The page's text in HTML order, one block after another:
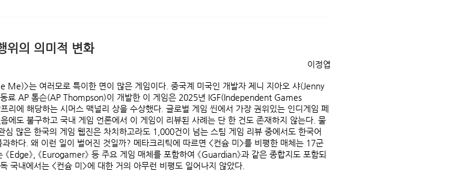
위의 의미적 변화
이정엽
Me)>는 여러모로 특이한 면이 많은 게임이다. 중국계 미국인 개발자 제니 지아오 샤(Jenny
료 AP 톰슨(AP Thompson)이 개발한 이 게임은 2025년 IGF(Independent Games
리에 해당하는 시머스 맥널리 상을 수상했다. 글로벌 게임 씬에서 가장 권위있는 인디게임 페
에도 불구하고 국내 게임 언론에서 이 게임이 리뷰된 사례는 단 한 건도 존재하지 않는다. 물
심 많은 한국의 게임 웹진은 차치하고라도 1,000건이 넘는 스팀 게임 리뷰 중에서도 한국어
하다. 왜 이런 일이 벌어진 것일까? 메타크리틱에 따르면 <컨슘 미>를 비평한 매체는 17군
《Edge》, 《Eurogamer》 등 주요 게임 매체를 포함하여 《Guardian》과 같은 종합지도 포함되
국내에서는 <컨슘 미>에 대한 거의 아무런 비평도 일어나지 않았다.